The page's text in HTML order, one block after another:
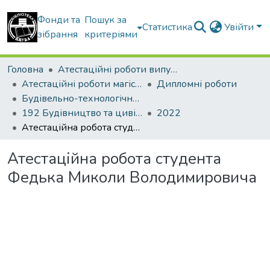
Фонди та
зібрання
Пошук за
критеріями
Статистика Увійти
Головна
Атестаційні роботи випускників
Атестаційні роботи магістрів
Дипломні роботи
Будівельно-технологічний факультет
192 Будівництво та цивільна інженерія. Технології будівельних конструкцій, виробів і матеріалів
2022
Атестаційна робота студента Федька Миколи Володимировича
Атестаційна робота студента
Федька Миколи Володимировича